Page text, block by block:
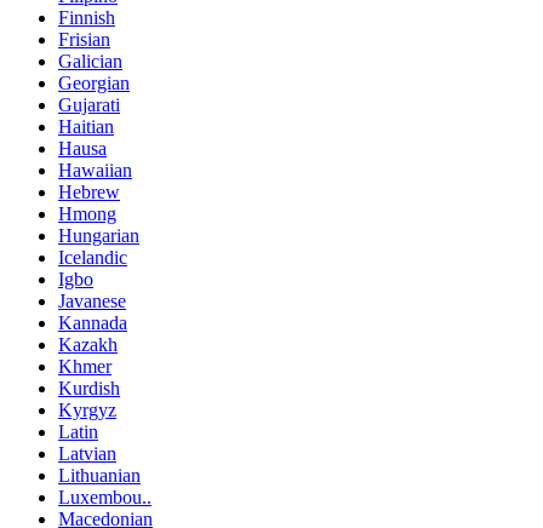
Finnish
Frisian
Galician
Georgian
Gujarati
Haitian
Hausa
Hawaiian
Hebrew
Hmong
Hungarian
Icelandic
Igbo
Javanese
Kannada
Kazakh
Khmer
Kurdish
Kyrgyz
Latin
Latvian
Lithuanian
Luxembou..
Macedonian